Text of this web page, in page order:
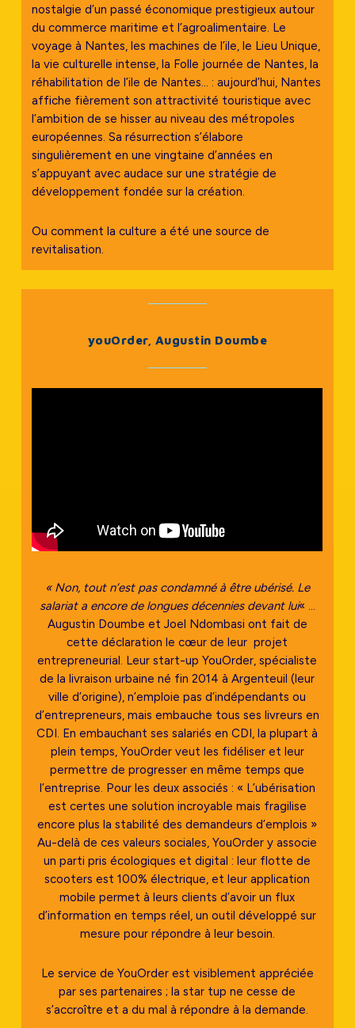
nostalgie d’un passé économique prestigieux autour
du commerce maritime et l’agroalimentaire. Le
voyage à Nantes, les machines de l’ile, le Lieu Unique,
la vie culturelle intense, la Folle journée de Nantes, la
réhabilitation de l’ile de Nantes… : aujourd’hui, Nantes
affiche fièrement son attractivité touristique avec
l’ambition de se hisser au niveau des métropoles
européennes. Sa résurrection s’élabore
singulièrement en une vingtaine d’années en
s’appuyant avec audace sur une stratégie de
développement fondée sur la création.
Ou comment la culture a été une source de
revitalisation.
youOrder, Augustin Doumbe
« Non, tout n’est pas condamné à être ubérisé. Le
salariat a encore de longues décennies devant lui« …
Augustin Doumbe et Joel Ndombasi ont fait de
cette déclaration le cœur de leur projet
entrepreneurial. Leur start-up YouOrder, spécialiste
de la livraison urbaine né fin 2014 à Argenteuil (leur
ville d’origine), n’emploie pas d’indépendants ou
d’entrepreneurs, mais embauche tous ses livreurs en
CDI. En embauchant ses salariés en CDI, la plupart à
plein temps, YouOrder veut les fidéliser et leur
permettre de progresser en même temps que
l’entreprise. Pour les deux associés : « L’ubérisation
est certes une solution incroyable mais fragilise
encore plus la stabilité des demandeurs d’emplois »
Au-delà de ces valeurs sociales, YouOrder y associe
un parti pris écologiques et digital : leur flotte de
scooters est 100% électrique, et leur application
mobile permet à leurs clients d’avoir un flux
d’information en temps réel, un outil développé sur
mesure pour répondre à leur besoin.
Le service de YouOrder est visiblement appréciée
par ses partenaires ; la star tup ne cesse de
s’accroître et a du mal à répondre à la demande.